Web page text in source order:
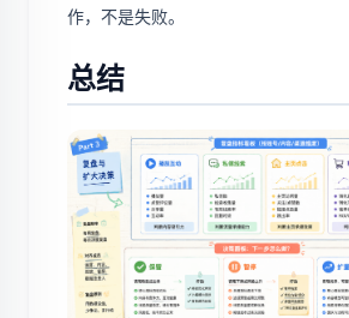
作，不是失败。
总结